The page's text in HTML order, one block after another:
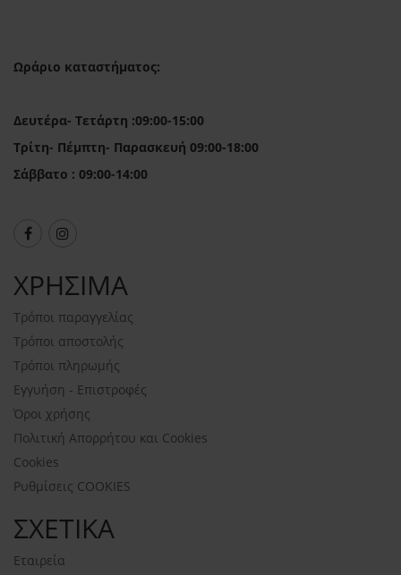
Ωράριο καταστήματος:
Δευτέρα- Τετάρτη :09:00-15:00
Τρίτη- Πέμπτη- Παρασκευή 09:00-18:00
Σάββατο : 09:00-14:00
ΧΡΗΣΙΜΑ
Τρόποι παραγγελίας
Τρόποι αποστολής
Τρόποι πληρωμής
Εγγυήση - Επιστροφές
Όροι χρήσης
Πολιτική Απορρήτου και Cookies
Cookies
Ρυθμίσεις COOKIES
ΣΧΕΤΙΚΑ
Εταιρεία